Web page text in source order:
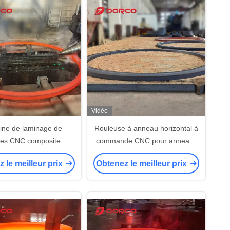
de laminage de
CNC composite
avec diamètre
nominal de 3500 mm
le meilleur prix
Vidéo
Rouleuse à anneau horizontal à
commande CNC pour anneaux
de grand diamètre de 3500 mm
de diamètre extérieur nominal
Obtenez le meilleur prix